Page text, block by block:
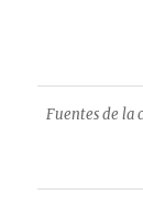
Fuentes de la